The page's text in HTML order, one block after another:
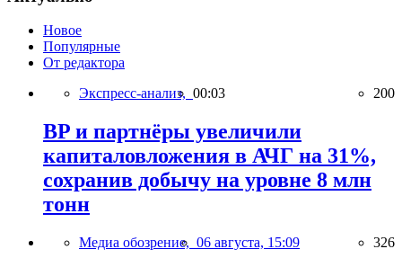
Новое
Популярные
От редактора
Экспресс-анализ, 00:03 200
BP и партнёры увеличили
капиталовложения в АЧГ на 31%,
сохранив добычу на уровне 8 млн
тонн
Медиа обозрение, 06 августа, 15:09 326